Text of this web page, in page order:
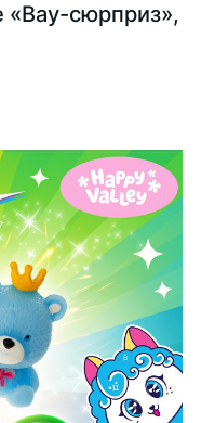
«Вау-сюрприз»,